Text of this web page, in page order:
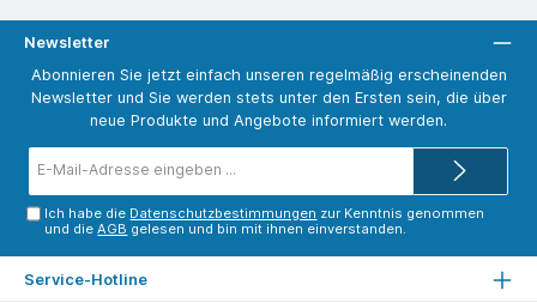
Newsletter
Abonnieren Sie jetzt einfach unseren regelmäßig erscheinenden
Newsletter und Sie werden stets unter den Ersten sein, die über
neue Produkte und Angebote informiert werden.
Mail-
Ich habe die Datenschutzbestimmungen zur Kenntnis genommen
und dieAGB gelesen und bin mit ihnen einverstanden.
Service-Hotline